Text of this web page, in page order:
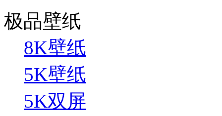
极品壁纸
8K壁纸
5K壁纸
5K双屏